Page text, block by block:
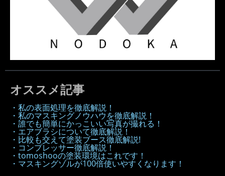
オススメ記事
・私の表面処理を徹底解説！
・私のマスキングノウハウを徹底解説！
・誰でも簡単にかっこいい写真が撮れる！
・エアブラシについて徹底解説！
・比較も交えて塗装ブース徹底解説!
・コンプレッサー徹底解説！
・tomoshooの塗装環境はこれです！
・マスキングゾルが100倍使いやすくなります！